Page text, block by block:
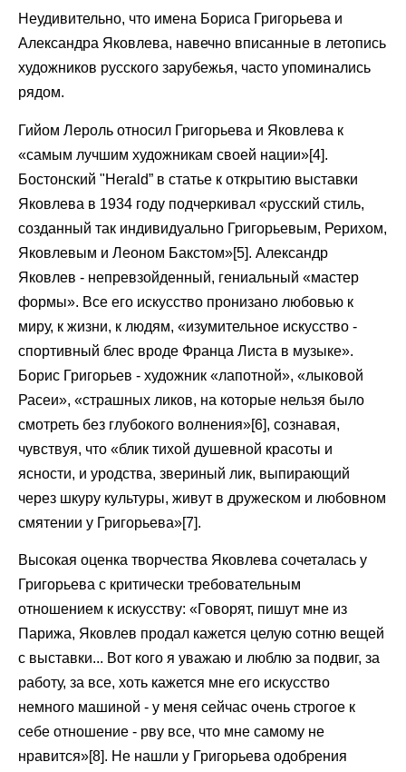
Неудивительно, что имена Бориса Григорьева и
Александра Яковлева, навечно вписанные в летопись
художников русского зарубежья, часто упоминались
рядом.
Гийом Лероль относил Григорьева и Яковлева к
«самым лучшим художникам своей нации»[4].
Бостонский "Herald” в статье к открытию выставки
Яковлева в 1934 году подчеркивал «русский стиль,
созданный так индивидуально Григорьевым, Рерихом,
Яковлевым и Леоном Бакстом»[5]. Александр
Яковлев - непревзойденный, гениальный «мастер
формы». Все его искусство пронизано любовью к
миру, к жизни, к людям, «изумительное искусство -
спортивный блес вроде Франца Листа в музыке».
Борис Григорьев - художник «лапотной», «лыковой
Расеи», «страшных ликов, на которые нельзя было
смотреть без глубокого волнения»[6], сознавая,
чувствуя, что «блик тихой душевной красоты и
ясности, и уродства, звериный лик, выпирающий
через шкуру культуры, живут в дружеском и любовном
смятении у Григорьева»[7].
Высокая оценка творчества Яковлева сочеталась у
Григорьева с критически требовательным
отношением к искусству: «Говорят, пишут мне из
Парижа, Яковлев продал кажется целую сотню вещей
с выставки... Вот кого я уважаю и люблю за подвиг, за
работу, за все, хоть кажется мне его искусство
немного машиной - у меня сейчас очень строгое к
себе отношение - рву все, что мне самому не
нравится»[8]. Не нашли у Григорьева одобрения